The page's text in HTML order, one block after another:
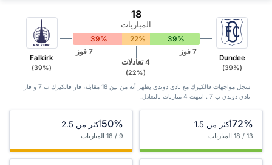
Falkirk
(39%)
18
المباريات
39%
22%
39%
7 فوز
4 تعادلات
(22%)
7 فوز
Dundee
(39%)
سجل مواجهات فالكيرك مع نادي دوندي يظهر أنه من بين 18 ‏مقابلة، فاز فالكيرك ب 7 و فاز
نادي دوندي ب 7 . انتهت 4 مباريات بالتعادل.
72%أكثر من 1.5
13 / 18 المباريات
50%أكثر من 2.5
9 / 18 المباريات